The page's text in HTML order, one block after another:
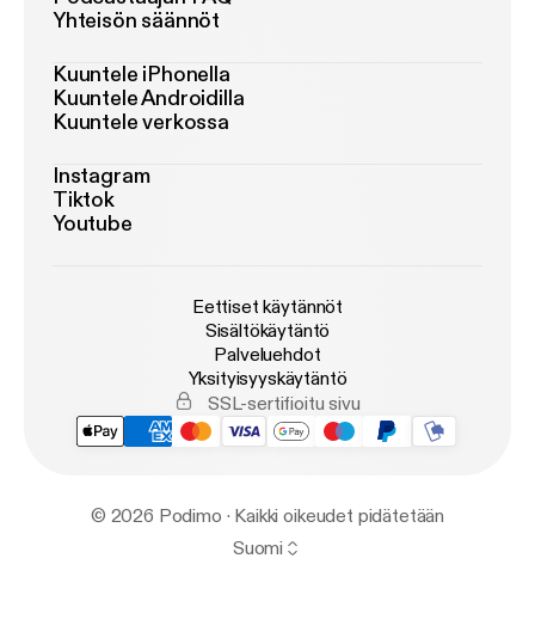
Yhteisön säännöt
Kuuntele iPhonella
Kuuntele Androidilla
Kuuntele verkossa
Instagram
Tiktok
Youtube
Eettiset käytännöt
Sisältökäytäntö
Palveluehdot
Yksityisyyskäytäntö
SSL-sertifioitu sivu
© 2026 Podimo · Kaikki oikeudet pidätetään
Suomi